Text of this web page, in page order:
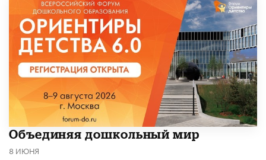
​Объединяя дошкольный мир
8 ИЮНЯ